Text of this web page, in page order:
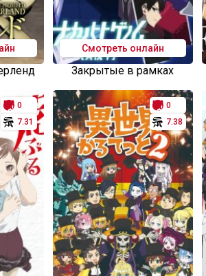
Смотреть онлайн
Закрытые в рамках
0
7.31
0
7.38